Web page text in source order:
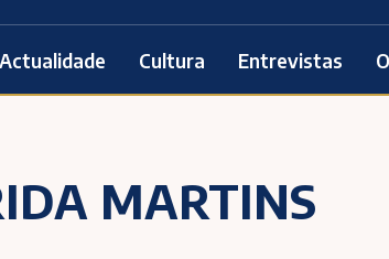
Actualidade Cultura Entrevistas
MARTINS